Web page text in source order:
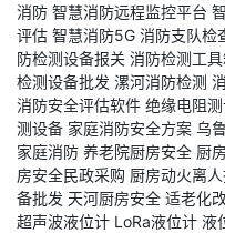
消防 智慧消防远程监控平台
评估 智慧消防5G 消防支队检
防检测设备报关 消防检测工
检测设备批发 漯河消防检测
消防安全评估软件 绝缘电阻
测设备 家庭消防安全方案 乌
家庭消防 养老院厨房安全 厨
房安全民政采购 厨房动火离
备批发 天河厨房安全 适老化
超声波液位计 LoRa液位计 液